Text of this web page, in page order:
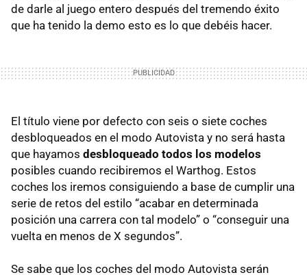
de darle al juego entero después del tremendo éxito
que ha tenido la demo esto es lo que debéis hacer.
El título viene por defecto con seis o siete coches
desbloqueados en el modo Autovista y no será hasta
que hayamos desbloqueado todos los modelos
posibles cuando recibiremos el Warthog. Estos
coches los iremos consiguiendo a base de cumplir una
serie de retos del estilo “acabar en determinada
posición una carrera con tal modelo” o “conseguir una
vuelta en menos de X segundos”.
Se sabe que los coches del modo Autovista serán